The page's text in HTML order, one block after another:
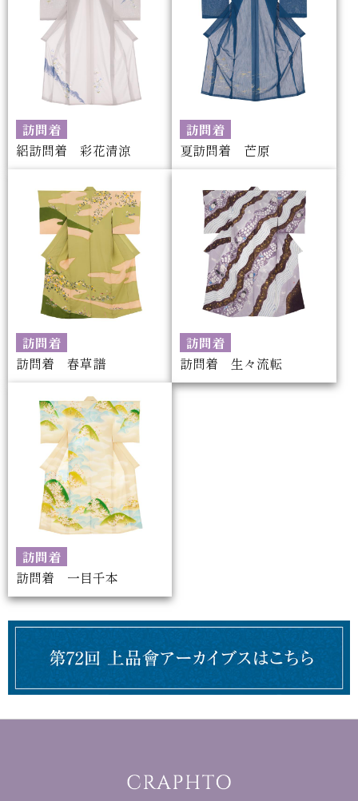
訪問着
絽訪問着 彩花清涼
訪問着
夏訪問着 芒原
訪問着
訪問着 春草譜
訪問着
訪問着 生々流転
訪問着
訪問着 一目千本